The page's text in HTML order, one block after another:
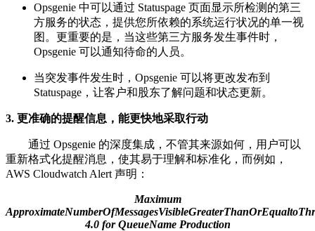
Opsgenie 中可以通过 Statuspage 页面显示所检测的第三
方服务的状态，提供您所依赖的系统运行状况的单一视
图。更重要的是，当这些第三方服务发生事件时，
Opsgenie 可以通知待命的人员。
当突发事件发生时，Opsgenie 可以将更改发布到
Statuspage，让客户和股东了解问题和状态更新。
3. 更准确的提醒信息，能更快地采取行动
通过 Opsgenie 的深度集成，不管其来源如何，用户可以
重新格式化提醒消息，使其易于理解和标准化，而例如，
AWS Cloudwatch Alert 声明：
Maximum
4.0 for QueueName Production